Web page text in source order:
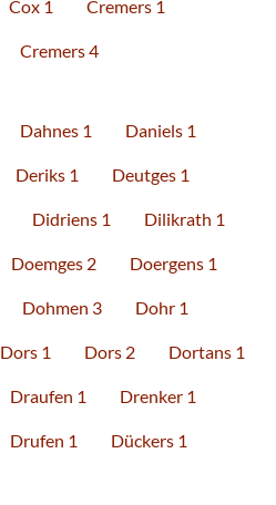
Cox 1 Cremers 1
Cremers 4
Dahnes 1 Daniels 1
Deriks 1 Deutges 1
Didriens 1 Dilikrath 1
Doemges 2 Doergens 1
Dohmen 3 Dohr 1
Dors 1 Dors 2 Dortans 1
Draufen 1 Drenker 1
Drufen 1 Dückers 1